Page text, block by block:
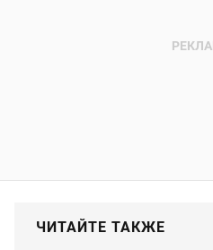
ЧИТАЙТЕ ТАКЖЕ